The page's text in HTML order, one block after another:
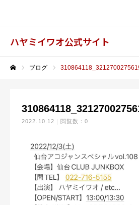
ハヤミイワオ公式サイト
ブログ
2022.10.12 閲覧数：0